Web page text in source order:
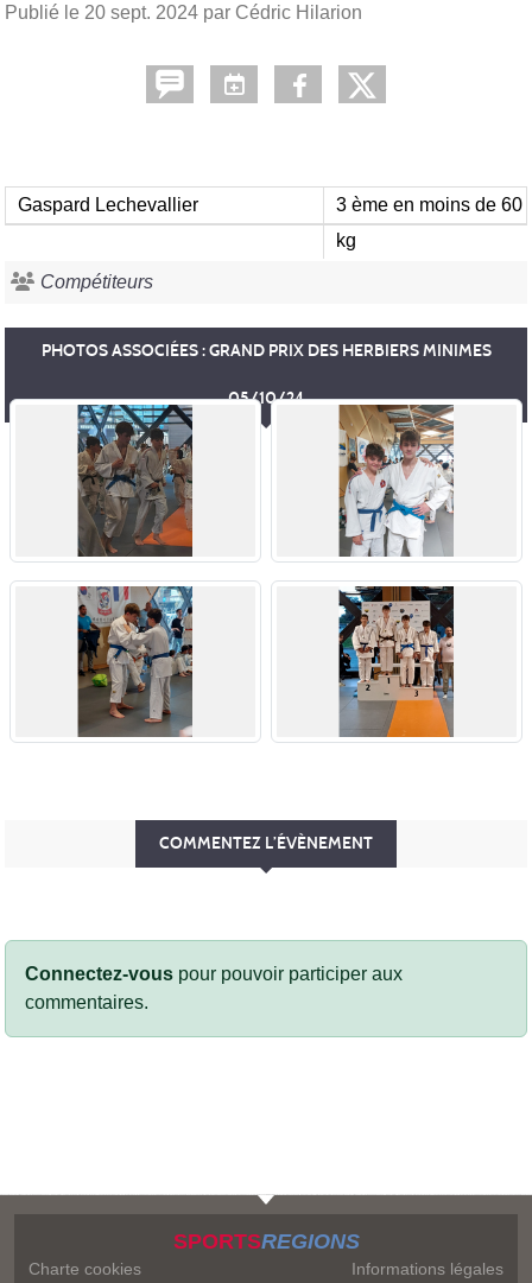
Publié le 20 sept. 2024 par Cédric Hilarion
Gaspard Lechevallier
3 ème en moins de 60
kg
Compétiteurs
PHOTOS ASSOCIÉES : GRAND PRIX DES HERBIERS MINIMES
05/10/24
COMMENTEZ L’ÉVÈNEMENT
Connectez-vous pour pouvoir participer aux
commentaires.
SPORTSREGIONS
Charte cookies Informations légales